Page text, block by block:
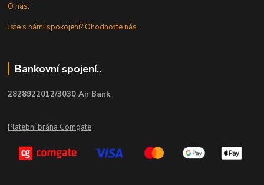
O nás:
Jste s námi spokojeni? Ohodnoťte nás...
Bankovní spojení..
2828922012/3030 Air Bank
Platební brána Comgate